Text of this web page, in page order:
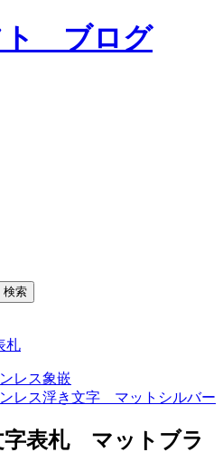
ト ブログ
札
レス象嵌
レス浮き文字 マットシルバー
字表札 マットブラ